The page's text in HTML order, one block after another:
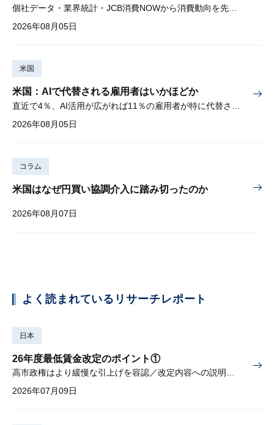
個社データ・業界統計・JCB消費NOWから消費動向を先取り
2026年08月05日
米国
米国：AIで代替される雇用者はいかほどか
2026年08月05日
コラム
米国はなぜ円買い協調介入に踏み切ったのか
2026年08月07日
よく読まれているリサーチレポート
日本
26年度最低賃金改定のポイント①
高市政権はより緩慢な引上げを容認／改定内容への説明責任が焦点
2026年07月09日